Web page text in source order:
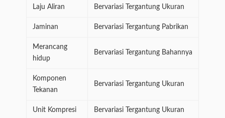
Laju Aliran Bervariasi Tergantung Ukuran
Jaminan Bervariasi Tergantung Pabrikan
Merancang
hidup
Bervariasi Tergantung Bahannya
Komponen
Tekanan
Bervariasi Tergantung Ukuran
Unit Kompresi Bervariasi Tergantung Ukuran